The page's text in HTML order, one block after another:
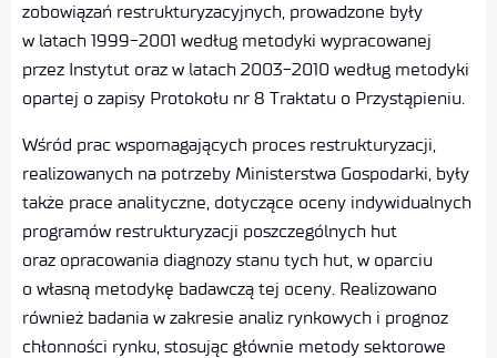
zobowiązań restrukturyzacyjnych, prowadzone były
w latach 1999-2001 według metodyki wypracowanej
przez Instytut oraz w latach 2003-2010 według metodyki
opartej o zapisy Protokołu nr 8 Traktatu o Przystąpieniu.
Wśród prac wspomagających proces restrukturyzacji,
realizowanych na potrzeby Ministerstwa Gospodarki, były
także prace analityczne, dotyczące oceny indywidualnych
programów restrukturyzacji poszczególnych hut
oraz opracowania diagnozy stanu tych hut, w oparciu
o własną metodykę badawczą tej oceny. Realizowano
również badania w zakresie analiz rynkowych i prognoz
chłonności rynku, stosując głównie metody sektorowe